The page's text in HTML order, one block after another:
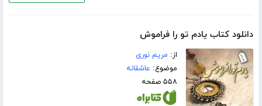
دانلود کتاب یادم تو را فراموش
از: مریم نوری
موضوع: عاشقانه
۵۵۸ صفحه